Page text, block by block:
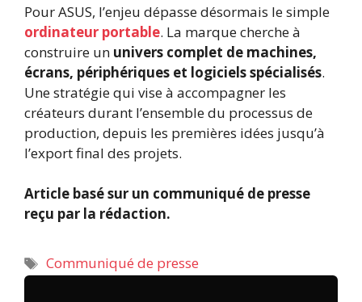
Pour ASUS, l’enjeu dépasse désormais le simple
ordinateur portable. La marque cherche à
construire un univers complet de machines,
écrans, périphériques et logiciels spécialisés.
Une stratégie qui vise à accompagner les
créateurs durant l’ensemble du processus de
production, depuis les premières idées jusqu’à
l’export final des projets.
Article basé sur un communiqué de presse
reçu par la rédaction.
Étiquettes
Communiqué de presse